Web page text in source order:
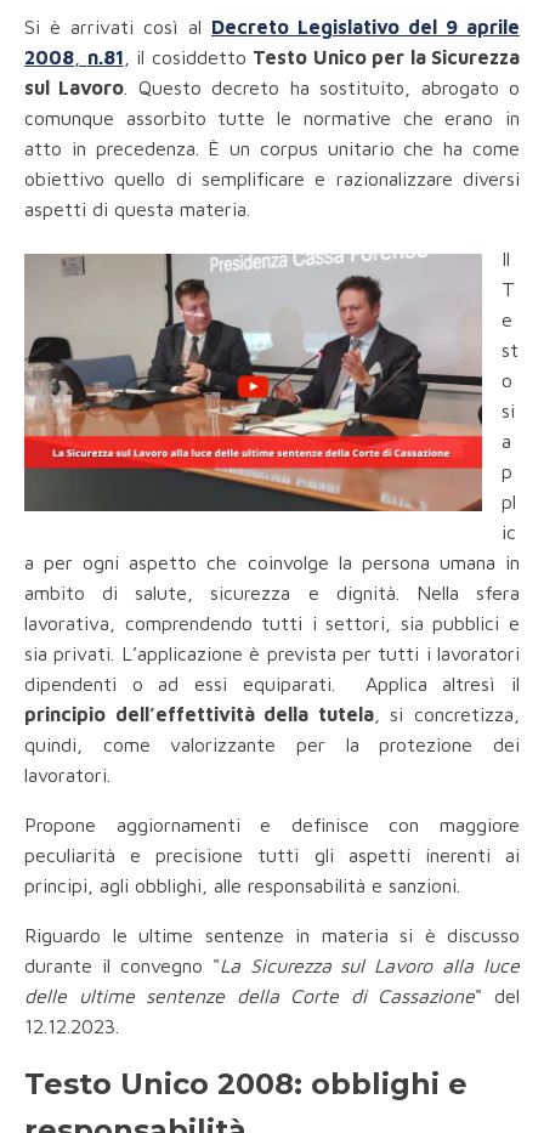
Si è arrivati così al Decreto Legislativo del 9 aprile
2008
n.81 , il cosiddetto Testo Unico per la Sicurezza
sul Lavoro . Questo decreto ha sostituito, abrogato o
comunque assorbito tutte le normative che erano in
atto in precedenza. È un corpus unitario che ha come
obiettivo quello di semplificare e razionalizzare diversi
aspetti di questa materia.
Il
T
e
st
o
si
a
p
pl
ic
a per ogni aspetto che coinvolge la persona umana in
ambito di salute, sicurezza e dignità. Nella sfera
lavorativa, comprendendo tutti i settori, sia pubblici e
sia privati. L’applicazione è prevista per tutti i lavoratori
dipendenti o ad essi equiparati. Applica altresì il
principio dell’effettività della tutela, si concretizza,
quindi, come valorizzante per la protezione dei
lavoratori.
Propone aggiornamenti e definisce con maggiore
peculiarità e precisione tutti gli aspetti inerenti ai
principi, agli obblighi, alle responsabilità e sanzioni.
Riguardo le ultime sentenze in materia si è discusso
durante il convegno "La Sicurezza sul Lavoro alla luce
delle ultime sentenze della Corte di Cassazione" del
12.12.2023.
Testo Unico 2008: obblighi e